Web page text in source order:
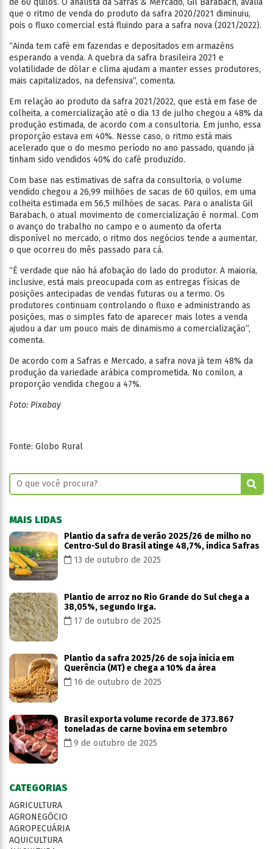
de 60 quilos. O analista da Safras & Mercado, Gil Barabach, avalia
que o ritmo de venda do produto da safra 2020/2021 diminuiu,
pois o fluxo comercial está fluindo para a safra nova (2021/2022).
“Ainda tem café em fazendas e depositados em armazéns
esperando a venda. A quebra da safra brasileira 2021 e
volatilidade de dólar e clima ajudam a manter esses produtores,
mais capitalizados, na defensiva”, comenta.
Em relação ao produto da safra 2021/2022, que está em fase de
colheita, a comercialização até o dia 13 de julho chegou a 48% da
produção estimada, de acordo com a consultoria. Em junho, essa
proporção estava em 40%. Nesse caso, o ritmo está mais
acelerado que o do mesmo período no ano passado, quando já
tinham sido vendidos 40% do café produzido.
Com base nas estimativas de safra da consultoria, o volume
vendido chegou a 26,99 milhões de sacas de 60 quilos, em uma
colheita estimada em 56,5 milhões de sacas. Para o analista Gil
Barabach, o atual movimento de comercialização é normal. Com
o avanço do trabalho no campo e o aumento da oferta
disponível no mercado, o ritmo dos negócios tende a aumentar,
o que ocorreu do mês passado para cá.
“É verdade que não há afobação do lado do produtor. A maioria,
inclusive, está mais preocupada com as entregas físicas de
posições antecipadas de vendas futuras ou a termo. Os
produtores continuam controlando o fluxo e administrando as
posições, mas o simples fato de aparecer mais lotes a venda
ajudou a dar um pouco mais de dinamismo a comercialização”,
comenta.
De acordo com a Safras e Mercado, a safra nova já tem 48% da
produção da variedade arábica comprometida. No conilon, a
proporção vendida chegou a 47%.
Foto: Pixabay
Fonte: Globo Rural
MAIS LIDAS
Plantio da safra de verão 2025/26 de milho no
Centro-Sul do Brasil atinge 48,7%, indica Safras
13 de outubro de 2025
Plantio de arroz no Rio Grande do Sul chega a
38,05%, segundo Irga.
17 de outubro de 2025
Plantio da safra 2025/26 de soja inicia em
Querência (MT) e chega a 10% da área
16 de outubro de 2025
Brasil exporta volume recorde de 373.867
toneladas de carne bovina em setembro
9 de outubro de 2025
CATEGORIAS
AGRICULTURA
AGRONEGÓCIO
AGROPECUÁRIA
AQUICULTURA